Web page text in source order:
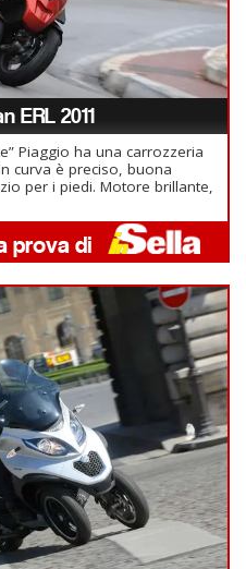
ERL 2011
Piaggio ha una carrozzeria
curva è preciso, buona
per i piedi. Motore brillante,